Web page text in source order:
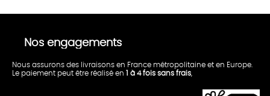
Nos engagements
Nous assurons des livraisons en France métropolitaine et en Europe.
Le paiement peut être réalisé en
1 à 4 fois sans frais